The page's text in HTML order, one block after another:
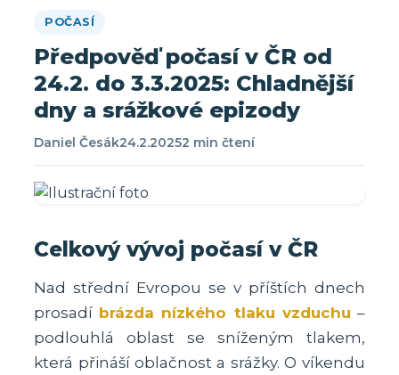
navigace
POČASÍ
Předpověď počasí v ČR od
24.2. do 3.3.2025: Chladnější
dny a srážkové epizody
Daniel Česák24.2.20252 min čtení
Celkový vývoj počasí v ČR
Nad střední Evropou se v příštích dnech
prosadí brázda nízkého tlaku vzduchu –
podlouhlá oblast se sníženým tlakem,
která přináší oblačnost a srážky. O víkendu